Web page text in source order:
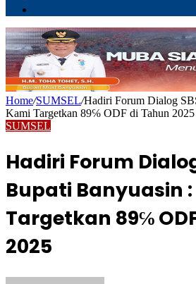
Home/SUMSEL/Hadiri Forum Dialog
Kami Targetkan 89℅ ODF di Tahun 2025
SUMSEL
Hadiri Forum
Bupati Banyuasin
Targetkan 89℅
2025